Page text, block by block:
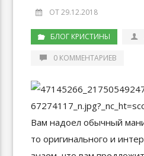
ОТ 29.12.2018
БЛОГ КРИСТИНЫ
0 КОММЕНТАРИЕВ